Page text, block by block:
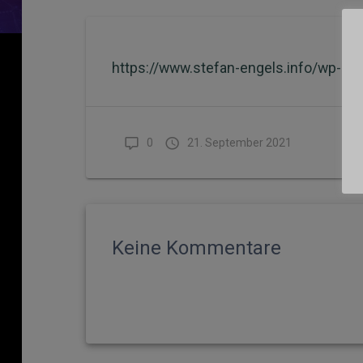
https://www.stefan-engels.info/wp-
0 21. September 2021
Keine Kommentare